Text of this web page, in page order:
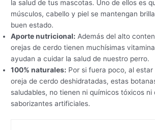
la salud de tus mascotas. Uno de ellos es
músculos, cabello y piel se mantengan
buen estado.
Aporte nutricional: Además del alto
orejas de cerdo tienen muchísimas
ayudan a cuidar la salud de nuestro perro.
100% naturales: Por si fuera poco, al
oreja de cerdo deshidratadas, estas
saludables, no tienen ni químicos tóxicos
saborizantes artificiales.